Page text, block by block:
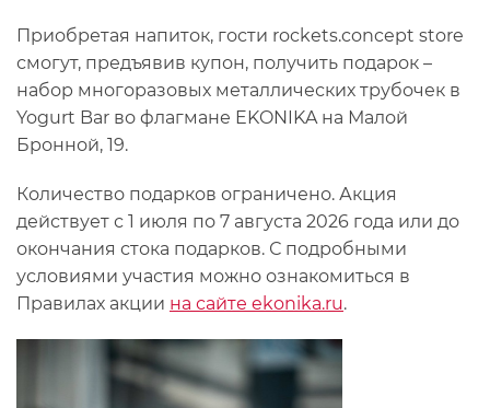
Приобретая напиток, гости rockets.concept store
смогут, предъявив купон, получить подарок –
набор многоразовых металлических трубочек в
Yogurt Bar во флагмане EKONIKA на Малой
Бронной, 19.
Количество подарков ограничено. Акция
действует с 1 июля по 7 августа 2026 года или до
окончания стока подарков. С подробными
условиями участия можно ознакомиться в
Правилах акции на сайте ekonika.ru.